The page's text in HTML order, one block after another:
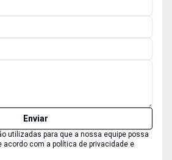
Enviar
utilizadas para que a nossa equipe possa
acordo com a política de privacidade e